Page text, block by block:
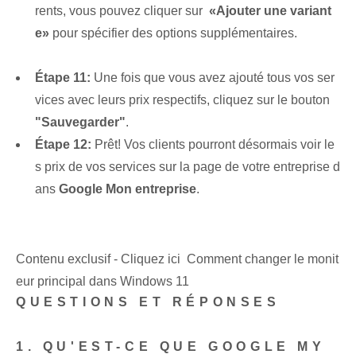
rents, vous pouvez cliquer sur ‌ «Ajouter une variant
e» pour spécifier des options supplémentaires.
Étape 11: Une fois que vous avez ajouté tous vos ser
vices‍ avec leurs prix respectifs, cliquez sur le bouton
"Sauvegarder".
Étape 12: Prêt! Vos clients pourront désormais voir le
s prix de vos services sur la page de votre entreprise d
ans Google Mon entreprise.
Contenu exclusif - Cliquez ici Comment changer le monit
eur principal dans Windows 11
QUESTIONS ET RÉPONSES
1. QU'EST-CE QUE ‌GOOGLE MY⁢